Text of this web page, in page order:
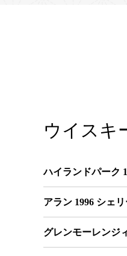
ウイスキ
ハイランドパーク
アラン 1996 シェ
グレンモーレンジ